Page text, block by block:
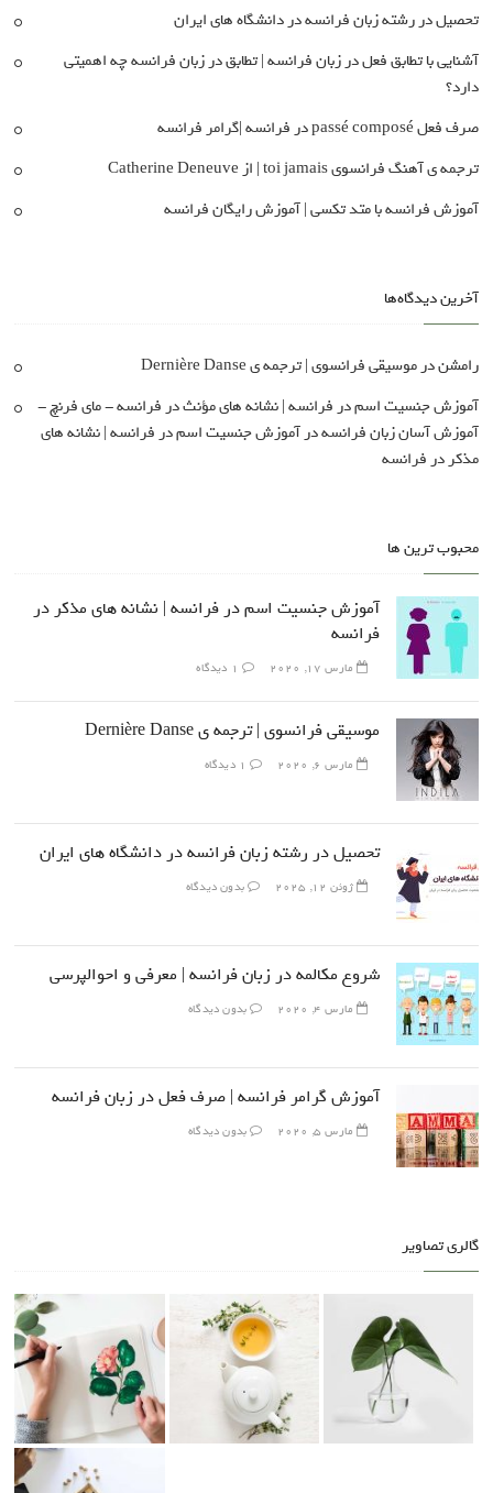
تحصیل در رشته زبان فرانسه در دانشگاه های ایران
آشنایی با تطابق فعل در زبان فرانسه | تطابق در زبان فرانسه چه اهمیتی
دارد؟
صرف فعل passé composé در فرانسه |گرامر فرانسه
ترجمه ی آهنگ فرانسوی toi jamais | از Catherine Deneuve
آموزش فرانسه با متد تکسی | آموزش رایگان فرانسه
آخرین دیدگاه‌ها
رامشندرموسیقی فرانسوی | ترجمه ی Dernière Danse
آموزش جنسیت اسم در فرانسه | نشانه های مؤنث در فرانسه - مای فرنچ -
آموزش آسان زبان فرانسهدرآموزش جنسیت اسم در فرانسه | نشانه های
مذکر در فرانسه
محبوب ترین ها
آموزش جنسیت اسم در فرانسه | نشانه های مذکر در
فرانسه
مارس 17, 2020 1 دیدگاه
موسیقی فرانسوی | ترجمه ی Dernière Danse
مارس 6, 2020 1 دیدگاه
تحصیل در رشته زبان فرانسه در دانشگاه های ایران
ژوئن 12, 2025 بدون دیدگاه
شروع مکالمه در زبان فرانسه | معرفی و احوالپرسی
مارس 4, 2020 بدون دیدگاه
آموزش گرامر فرانسه | صرف فعل در زبان فرانسه
مارس 5, 2020 بدون دیدگاه
گالری تصاویر